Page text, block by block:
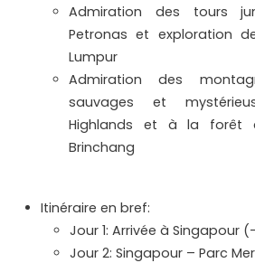
Admiration des tours
Petronas et exploration
Lumpur
Admiration des
sauvages et
Highlands et à la forêt
Brinchang
Itinéraire en bref:
Jour 1: Arrivée à Singapour
Jour 2: Singapour – Parc